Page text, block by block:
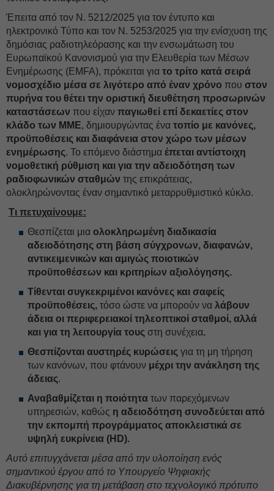
Έπειτα από τον Ν. 5212/2025 για τον έντυπο και
ηλεκτρονικό Τύπο και τον Ν. 5253/2025 για την ενίσχυση της
δημόσιας ραδιοτηλεόρασης και την ενσωμάτωση του
Ευρωπαϊκού Κανονισμού για την Ελευθερία των Μέσων
Ενημέρωσης (EMFA), πρόκειται για το τρίτο κατά σειρά
νομοσχέδιο μέσα σε λιγότερο από έναν χρόνο που στον
πυρήνα του θέτει την οριστική διευθέτηση προσωρινών
καταστάσεων που είχαν παγιωθεί επί δεκαετίες στον
κλάδο των ΜΜΕ, δημιουργώντας ένα τοπίο με κανόνες,
προϋποθέσεις και διαφάνεια στον χώρο των μέσων
ενημέρωσης. Το επόμενο διάστημα έπεται αντίστοιχη
νομοθετική ρύθμιση και για την αδειοδότηση των
ραδιοφωνικών σταθμών της επικράτειας,
ολοκληρώνοντας έναν σημαντικό μεταρρυθμιστικό κύκλο.
Τι πετυχαίνουμε:
Θεσπίζεται μια ολοκληρωμένη διαδικασία
αδειοδότησης στη βάση σύγχρονων, διαφανών,
αντικειμενικών και αμιγώς ποιοτικών
προϋποθέσεων και κριτηρίων αξιολόγησης.
Τίθενται συγκεκριμένοι κανόνες και σαφείς
προϋποθέσεις, τόσο ώστε να μπορούν να λάβουν
άδεια οι περιφερειακοί τηλεοπτικοί σταθμοί, αλλά
και για τη λειτουργία τους στη συνέχεια.
Θεσπίζονται αυστηρές κυρώσεις για τη μη τήρηση
των κανόνων, που φτάνουν μέχρι την ανάκληση της
άδειας.
Αναβαθμίζεται η ποιότητα των παρεχόμενων
υπηρεσιών, καθώς η αδειοδότηση συνοδεύεται από
την εκπομπή προγράμματος αποκλειστικά σε
υψηλή ευκρίνεια (HD).
Αυτό επιτυγχάνεται μέσα από την υλοποίηση ενός
σημαντικού έργου από το Υπουργείο Ψηφιακής
Διακυβέρνησης για τη μετάβαση στο τεχνολογικό πρότυπο